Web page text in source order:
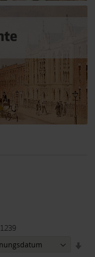
1239